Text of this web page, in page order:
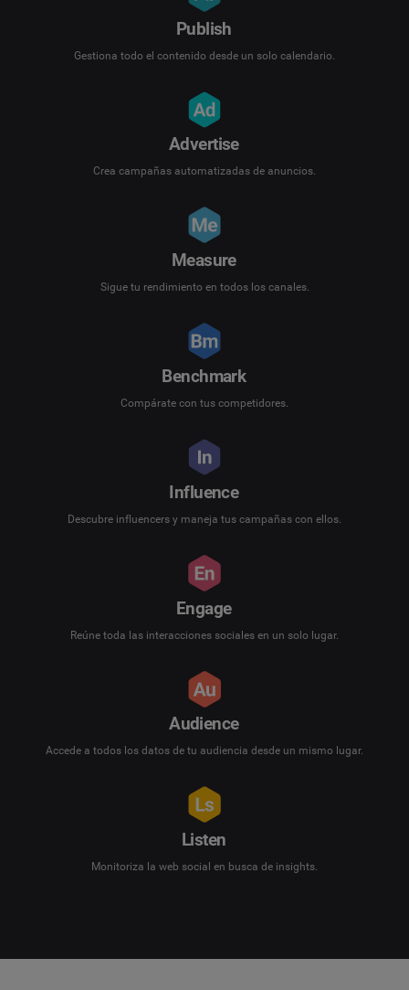
Publish
Gestiona todo el contenido desde un solo calendario.
Advertise
Crea campañas automatizadas de anuncios.
Measure
Sigue tu rendimiento en todos los canales.
Benchmark
Compárate con tus competidores.
Influence
Descubre influencers y maneja tus campañas con ellos.
Engage
Reúne toda las interacciones sociales en un solo lugar.
Audience
Accede a todos los datos de tu audiencia desde un mismo lugar.
Listen
Monitoriza la web social en busca de insights.